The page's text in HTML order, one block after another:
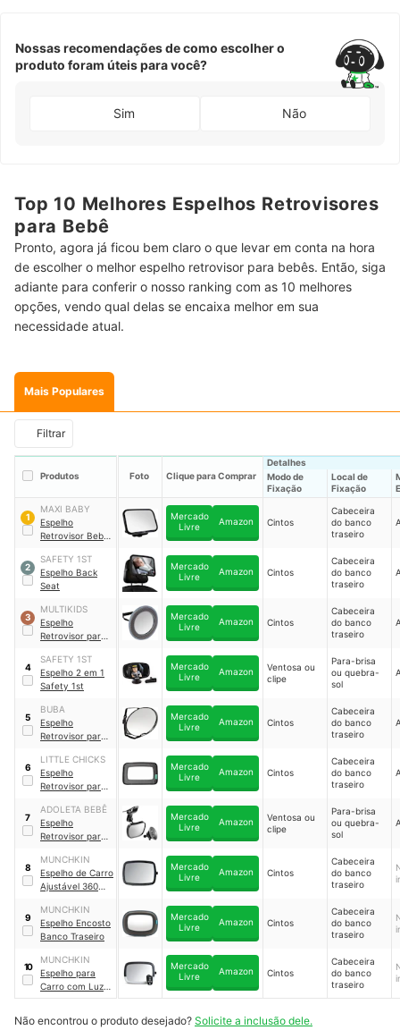
Nossas recomendações de como escolher o
produto foram úteis para você?
Sim Não
Top 10 Melhores Espelhos Retrovisores
para Bebê
Pronto, agora já ficou bem claro o que levar em conta na hora
de escolher o melhor espelho retrovisor para bebês. Então, siga
adiante para conferir o nosso ranking com as 10 melhores
opções, vendo qual delas se encaixa melhor em sua
necessidade atual.
Mais Populares
Filtrar
Produtos Foto Clique para Comprar
Detalhes
Modo de
Fixação
Local de
Fixação
1
MAXI BABY
Espelho
Retrovisor Bebê
Traseiro Carro
Maxi Baby｜
21771
Mercado
Livre
Amazon Cintos
Cabeceira
do banco
traseiro
2
SAFETY 1ST
Espelho Back
Seat
Mercado
Livre
Amazon Cintos
Cabeceira
do banco
traseiro
3
MULTIKIDS
Espelho
Retrovisor para
Baby Look｜
BB181
Mercado
Livre
Amazon Cintos
Cabeceira
do banco
traseiro
4
SAFETY 1ST
Espelho 2 em 1
Safety 1st
Mercado
Livre
Amazon
Ventosa ou
clipe
Para-brisa
ou quebra-
sol
5
BUBA
Espelho
Retrovisor para
13242
Mercado
Livre
Amazon Cintos
Cabeceira
do banco
traseiro
6
LITTLE CHICKS
Espelho
Retrovisor para
Chicks｜‎CK101
Mercado
Livre
Amazon Cintos
Cabeceira
do banco
traseiro
7
ADOLETA BEBÊ
Espelho
Retrovisor para
Mercado
Livre
Amazon
Ventosa ou
clipe
Para-brisa
ou quebra-
sol
8
MUNCHKIN
Espelho de Carro
Ajustável 360
Sight｜‎61441
Mercado
Livre
Amazon Cintos
Cabeceira
do banco
traseiro
9
MUNCHKIN
Espelho Encosto
Banco Traseiro
Mercado
Livre
Amazon Cintos
Cabeceira
do banco
traseiro
10
MUNCHKIN
Espelho para
Carro com Luz
Noturna｜61453
Mercado
Livre
Amazon Cintos
Cabeceira
do banco
traseiro
Não encontrou o produto desejado? Solicite a inclusão dele.